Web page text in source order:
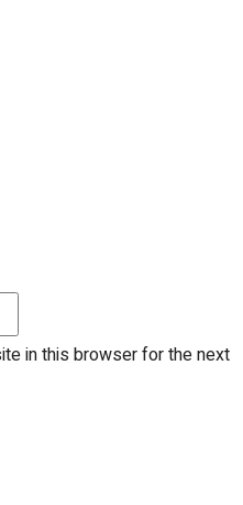
in this browser for the next